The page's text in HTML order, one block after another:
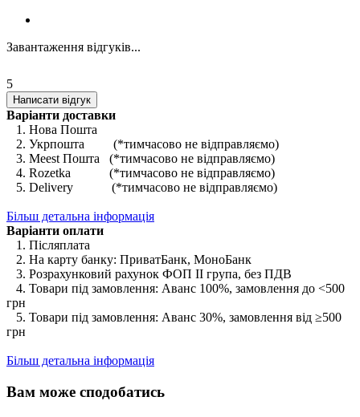
Завантаження відгуків...
5
Написати відгук
Варіанти доставки
1. Нова Пошта
2. Укрпошта (*тимчасово не відправляємо)
3. Meest Пошта (*тимчасово не відправляємо)
4. Rozetka (*тимчасово не відправляємо)
5. Delivery (*тимчасово не відправляємо)
Більш детальна інформація
Варіанти оплати
1. Післяплата
2. На карту банку: ПриватБанк, МоноБанк
3. Розрахунковий рахунок ФОП II група, без ПДВ
4. Товари під замовлення: Аванс 100%, замовлення до <500
грн
5. Товари під замовлення: Аванс 30%, замовлення від ≥500
грн
Більш детальна інформація
Вам може сподобатись